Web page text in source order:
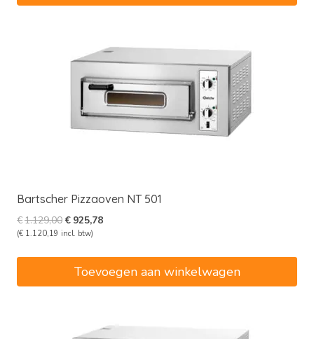
Bartscher Pizzaoven NT 501
€1.129,00Oorspronkelijke
prijs
€1.129,00.
€ 925,78Huidige
(€ 1.120,19 incl. btw)
Toevoegen aan winkelwagen